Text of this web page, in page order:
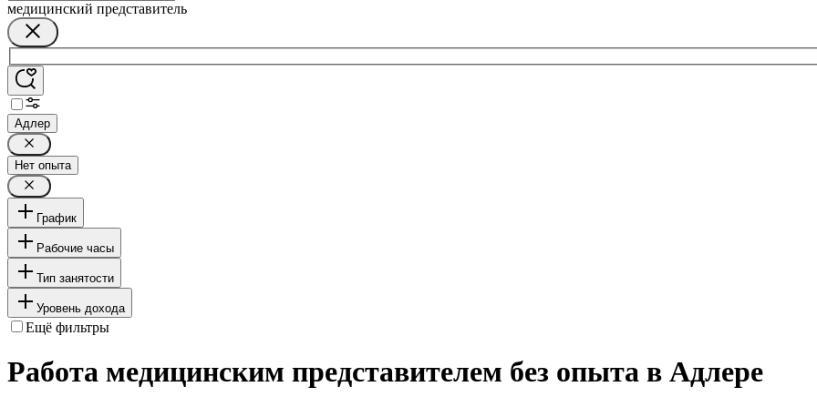
медицинский представитель
Адлер
Нет опыта
График
Рабочие часы
Тип занятости
Уровень дохода
Ещё фильтры
Работа медицинским представителем без опыта в Адлере